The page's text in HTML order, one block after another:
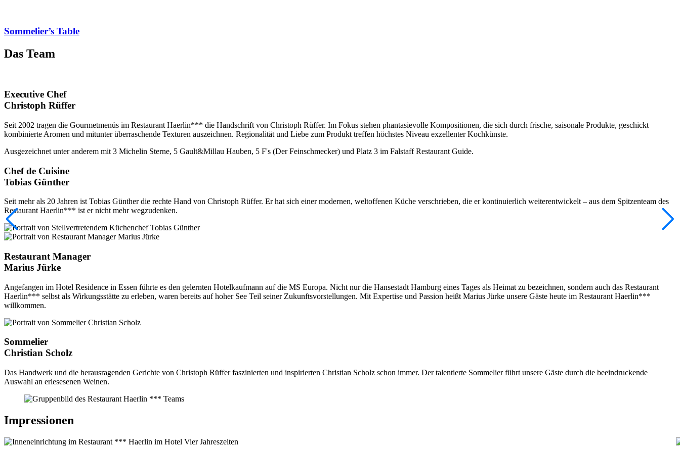
Sommelier’s Table
Das Team
Executive Chef
Christoph Rüffer
Seit 2002 tragen die Gourmetmenüs im Restaurant Haerlin*** die Handschrift von Christoph Rüffer. Im Fokus stehen phantasievolle Kompositionen, die sich durch frische, saisonale Produkte, geschickt
kombinierte Aromen und mitunter überraschende Texturen auszeichnen. Regionalität und Liebe zum Produkt treffen höchstes Niveau exzellenter Kochkünste.
Ausgezeichnet unter anderem mit 3 Michelin Sterne, 5 Gault&Millau Hauben, 5 F's (Der Feinschmecker) und Platz 3 im Falstaff Restaurant Guide.
Chef de Cuisine
Tobias Günther
Seit mehr als 20 Jahren ist Tobias Günther die rechte Hand von Christoph Rüffer. Er hat sich einer modernen, weltoffenen Küche verschrieben, die er kontinuierlich weiterentwickelt – aus dem Spitzenteam des
Restaurant Haerlin*** ist er nicht mehr wegzudenken.
Restaurant Manager
Marius Jürke
Angefangen im Hotel Residence in Essen führte es den gelernten Hotelkaufmann auf die MS Europa. Nicht nur die Hansestadt Hamburg eines Tages als Heimat zu bezeichnen, sondern auch das Restaurant
Haerlin*** selbst als Wirkungsstätte zu erleben, waren bereits auf hoher See Teil seiner Zukunftsvorstellungen. Mit Expertise und Passion heißt Marius Jürke unsere Gäste heute im Restaurant Haerlin***
willkommen.
Sommelier
Christian Scholz
Das Handwerk und die herausragenden Gerichte von Christoph Rüffer faszinierten und inspirierten Christian Scholz schon immer. Der talentierte Sommelier führt unsere Gäste durch die beeindruckende
Auswahl an erlesesenen Weinen.
Impressionen